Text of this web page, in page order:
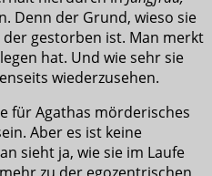
Denn der Grund, wieso sie
gestorben ist. Man merkt
hat. Und wie sehr sie
wiederzusehen.
für Agathas mörderisches
Aber es ist keine
sieht ja, wie sie im Laufe
zu der egozentrischen